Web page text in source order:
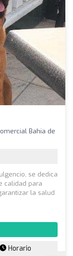
Bahia de
se dedica
calidad para
la salud
Horario